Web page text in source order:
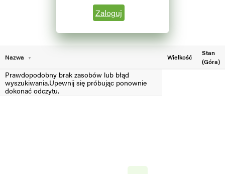
Zaloguj
Wybierz nazwę rośliny 1
Nazwa Wielkość
Stan
(Góra)
Prawdopodobny brak zasobów lub błąd
wyszukiwania.Upewnij się próbując ponownie
dokonać odczytu.